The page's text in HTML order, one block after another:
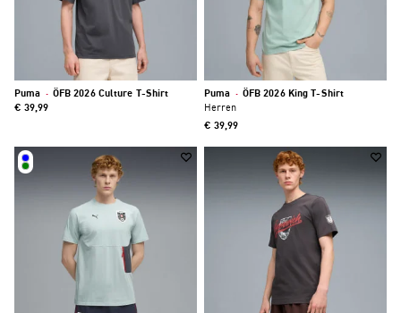
Puma · ÖFB 2026 Culture T-Shirt
€ 39,99
Puma · ÖFB 2026 King T-Shirt
Herren
€ 39,99